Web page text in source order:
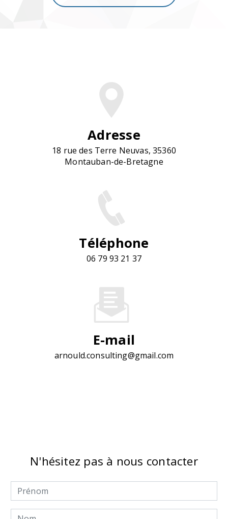
Adresse
18 rue des Terre Neuvas, 35360
Montauban-de-Bretagne
Téléphone
06 79 93 21 37
E-mail
arnould.consulting@gmail.com
N'hésitez pas à nous contacter